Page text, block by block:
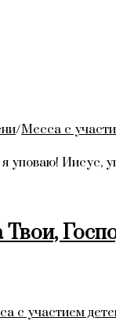
/Месса с
уповаю! Иисус,
Твои,
с участием